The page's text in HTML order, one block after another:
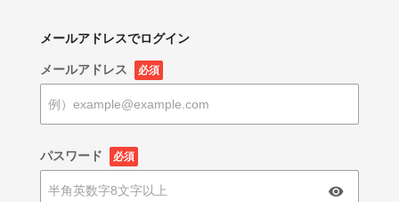
メールアドレスでログイン
メールアドレス 必須
パスワード 必須